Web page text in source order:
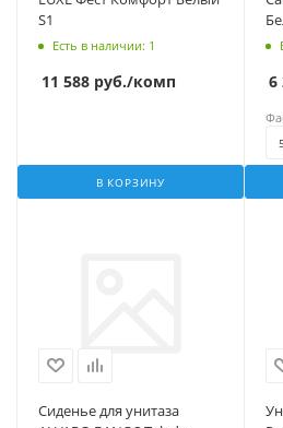
S1
Есть в наличии: 1
11 588 руб./комп
В КОРЗИНУ
6
5
Сиденье для унитаза